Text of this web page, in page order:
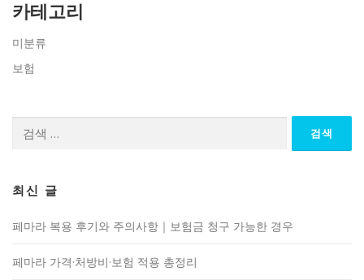
카테고리
미분류
보험
최신 글
페마라 복용 후기와 주의사항｜보험금 청구 가능한 경우
페마라 가격·처방비·보험 적용 총정리